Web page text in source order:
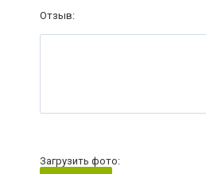
Отзыв:
Загрузить фото: